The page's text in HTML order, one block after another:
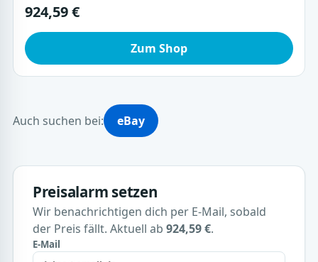
924,59 €
Zum Shop
Auch suchen bei: eBay
Preisalarm setzen
Wir benachrichtigen dich per E-Mail, sobald
der Preis fällt. Aktuell ab 924,59 €.
E-Mail